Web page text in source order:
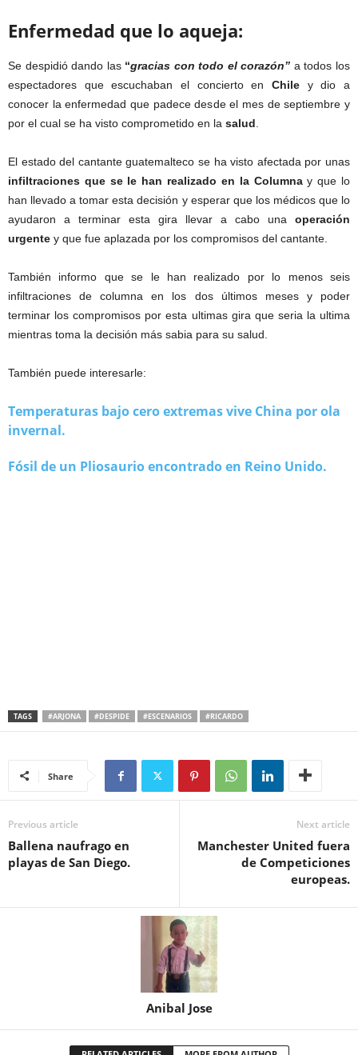
Enfermedad que lo aqueja:
Se despidió dando las “gracias con todo el corazón” a todos los
espectadores que escuchaban el concierto en Chile y dio a
conocer la enfermedad que padece desde el mes de septiembre y
por el cual se ha visto comprometido en la salud
El estado del cantante guatemalteco se ha visto afectada por unas
infiltraciones que se le han realizado en la Columnay que lo
han llevado a tomar esta decisión y esperar que los médicos que lo
ayudaron a terminar esta gira llevar a cabo una operación
urgente y que fue aplazada por los compromisos del cantante.
También informo que se le han realizado por lo menos seis
infiltraciones de columna en los dos últimos meses y poder
terminar los compromisos por esta ultimas gira que seria la ultima
mientras toma la decisión más sabia para su salud.
También puede interesarle:
Temperaturas bajo cero extremas vive China por ola
invernal.
Fósil de un Pliosaurio encontrado en Reino Unido.
TAGS #ARJONA #DESPIDE #ESCENARIOS #RICARDO
Share
Previous article
Ballena naufrago en
playas de San Diego.
Next article
Manchester United fuera
de Competiciones
europeas.
Anibal Jose